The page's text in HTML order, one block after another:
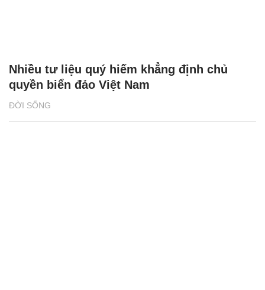
ĐỜI SỐNG
Nhiều tư liệu quý hiếm khẳng định chủ
quyền biển đảo Việt Nam